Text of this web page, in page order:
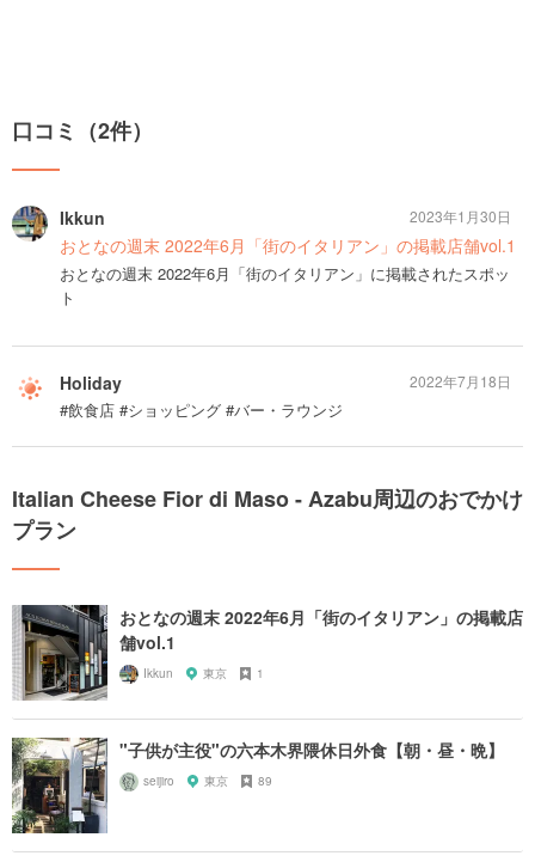
口コミ（2件）
Ikkun
おとなの週末 2022年6月「街のイタリアン」の掲載店舗vol.1
おとなの週末 2022年6月「街のイタリアン」に掲載されたスポッ
ト
2023年1月30日
Holiday
#飲食店 #ショッピング #バー・ラウンジ
2022年7月18日
Italian Cheese Fior di Maso - Azabu周辺のおでかけ
プラン
おとなの週末 2022年6月「街のイタリアン」の掲載店
舗vol.1
Ikkun 東京 1
"子供が主役"の六本木界隈休日外食【朝・昼・晩】
seijiro 東京 89